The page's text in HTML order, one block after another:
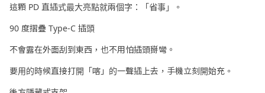
這顆 PD 直插式最大亮點就兩個字：「省事」。
90 度摺疊 Type-C 插頭
不會露在外面刮到東西，也不用怕插頭掰彎。
要用的時候直接打開「喀」的一聲插上去，手機立刻開始充。